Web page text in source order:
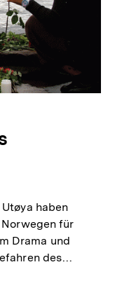
haben
für
Drama und
des…